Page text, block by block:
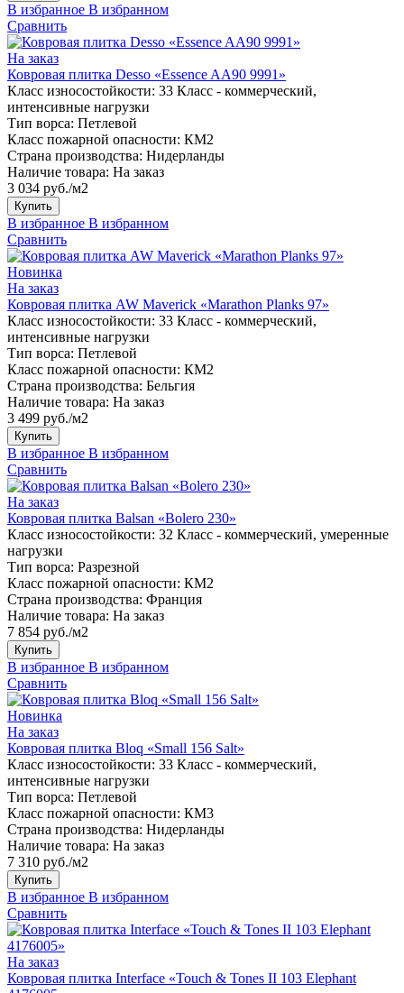
В избранное В избранном
Сравнить
На заказ
Ковровая плитка Desso «Essence AA90 9991»
Класс износостойкости: 33 Класс - коммерческий,
интенсивные нагрузки
Тип ворса: Петлевой
Класс пожарной опасности: КМ2
Страна производства: Нидерланды
Наличие товара: На заказ
3 034 руб./м2
Купить
В избранное В избранном
Сравнить
Новинка
На заказ
Ковровая плитка AW Maverick «Marathon Planks 97»
Класс износостойкости: 33 Класс - коммерческий,
интенсивные нагрузки
Тип ворса: Петлевой
Класс пожарной опасности: КМ2
Страна производства: Бельгия
Наличие товара: На заказ
3 499 руб./м2
Купить
В избранное В избранном
Сравнить
На заказ
Ковровая плитка Balsan «Bolero 230»
Класс износостойкости: 32 Класс - коммерческий, умеренные
нагрузки
Тип ворса: Разрезной
Класс пожарной опасности: КМ2
Страна производства: Франция
Наличие товара: На заказ
7 854 руб./м2
Купить
В избранное В избранном
Сравнить
Новинка
На заказ
Ковровая плитка Bloq «Small 156 Salt»
Класс износостойкости: 33 Класс - коммерческий,
интенсивные нагрузки
Тип ворса: Петлевой
Класс пожарной опасности: КМ3
Страна производства: Нидерланды
Наличие товара: На заказ
7 310 руб./м2
Купить
В избранное В избранном
Сравнить
На заказ
Ковровая плитка Interface «Touch & Tones II 103 Elephant